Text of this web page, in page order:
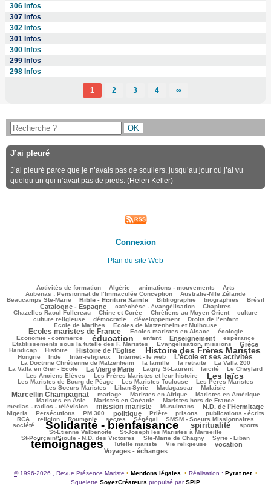
306 Infos
307 Infos
302 Infos
301 Infos
300 Infos
299 Infos
298 Infos
1 2 3 4 ∞
J’ai pleuré
J’ai pleuré parce que je n’avais pas de souliers, jusqu’au jour où j’ai vu
quelqu’un qui n’avait pas de pieds. (Helen Keller)
Connexion
Plan du site Web
Activités de formation Algérie animations - mouvements Arts
Aubenas : Pensionnat de l’Immaculée Conception
55/2907 Australie-Nlle Zélande
102/2907
Beaucamps Ste-Marie
640/2907 Bible - Ecriture Sainte
50/2907 Bibliographie
610/2907 biographies
127/2907 Brésil
838/2907
Catalogne - Espagne catéchèse - évangélisation Chapitres
Chazelles Raoul Follereau
117/2907 Chine et Corée
284/2907 Chrétiens au Moyen Orient
412/2907 culture
51/2907
culture religieuse
démocratie développement Droits de l’enfant
Ecole de Marlhes
Ecoles de Matzenheim et Mulhouse
Ecoles maristes de France
259/2907 Ecoles maristes en Alsace
499/2907 écologie
130/2907
Economie - commerce
1647/2907 éducation
118/2907 enfant
792/2907 Enseignement
215/2907 espérance
76/2907
Etablissements sous la tutelle des F. Maristes
207/2907 Evangélisation, missions
852/2907 Grèce
69/2907
Handicap
235/2907 Histoire
827/2907 Histoire de l’Eglise
1706/2907 Histoire des Frères Maristes
156/2907
Hongrie
29/2907 Inde
104/2907 Inter-religieux
185/2907 Internet - le web
1183/2907 L’école et ses activités
66/2907
La Doctrine Chrétienne de Matzenheim
336/2907 la famille
89/2907 la retraite
47/2907 La Valla 200
101/2907
La Valla en Gier - Ecole
709/2907 La Vierge Marie
427/2907 Lagny St-Laurent
331/2907 laïcité
293/2907 Le Cheylard
70/2907
Les Anciens Elèves
151/2907 Les Frères Maristes et leur histoire
1584/2907 Les laïcs
523/2907
Les Maristes de Bourg de Péage
250/2907 Les Maristes Toulouse
585/2907 Les Pères Maristes
442/2907
Les Soeurs Maristes
Liban-Syrie Madagascar Malaisie
Marcellin Champagnat
43/2907 mariage
461/2907 Maristes en Afrique
353/2907 Maristes en Amérique
334/2907
Maristes en Asie
Maristes en Océanie Maristes hors de France
medias - radios - télévision
1075/2907 mission mariste
73/2907 Musulmans
871/2907 N.D. de l’Hermitage
52/2907
Nigeria
182/2907 Persécutions
159/2907 PM 300
719/2907 politique
232/2907 Prière
153/2907 prisons
286/2907 publications - écrits
155/2907
RCA
207/2907 religion
44/2907 Roumanie
51/2907 sectes
69/2907 Sénégal
389/2907 SMSM - Soeurs Missionnaires
262/2907
société
2907/2907 Solidarité - bienfaisance
1526/2907 spiritualité
356/2907 sports
213/2907
St-Etienne Valbenoîte
St-Joseph les Maristes à Marseille
St-Pourçain/Sioule - N.D. des Victoires
54/2907 Ste-Marie de Chagny
41/2907 Syrie - Liban
2826/2907
témoignages Tutelle mariste Vie religieuse vocation
Voyages - échanges
©1996-2026 , Revue Présence Mariste • Mentions légales • Réalisation : Pyrat.net •
Squelette SoyezCréateurs propulsé parSPIP